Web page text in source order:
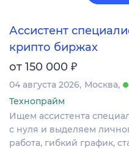
Ассистент
крипто биржах
от 150 000 ₽
04 августа 2026 Москва
Технопрайм
Ищем ассистента
с нуля и выделяем
работа, гибкий график,